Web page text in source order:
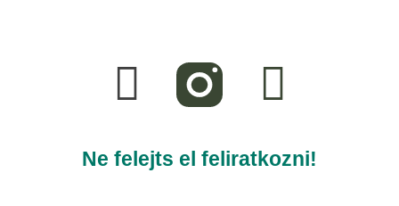
a
c
e
i
k
t
Ne felejts el feliratkozni!